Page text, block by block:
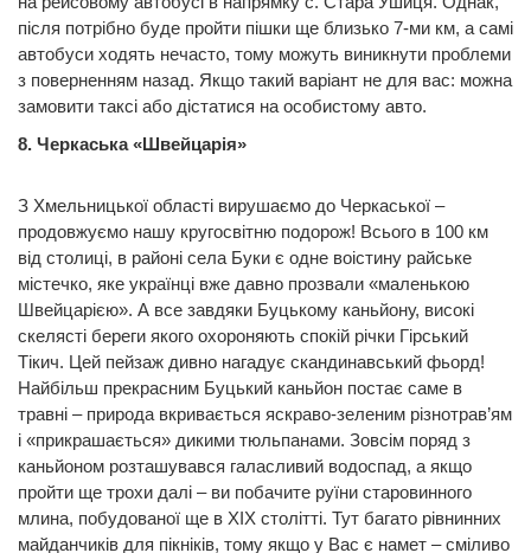
після потрібно буде пройти пішки ще близько 7-ми км, а самі
автобуси ходять нечасто, тому можуть виникнути проблеми
з поверненням назад. Якщо такий варіант не для вас: можна
замовити таксі або дістатися на особистому авто.
8. Черкаська «Швейцарія»
З Хмельницької області вирушаємо до Черкаської –
продовжуємо нашу кругосвітню подорож! Всього в 100 км
від столиці, в районі села Буки є одне воістину райське
містечко, яке українці вже давно прозвали «маленькою
Швейцарією». А все завдяки Буцькому каньйону, високі
скелясті береги якого охороняють спокій річки Гірський
Тікич. Цей пейзаж дивно нагадує скандинавський фьорд!
Найбільш прекрасним Буцький каньйон постає саме в
травні – природа вкривається яскраво-зеленим різнотрав’ям
і «прикрашається» дикими тюльпанами. Зовсім поряд з
каньйоном розташувався галасливий водоспад, а якщо
пройти ще трохи далі – ви побачите руїни старовинного
млина, побудованої ще в ХІХ столітті. Тут багато рівнинних
майданчиків для пікніків, тому якщо у Вас є намет – сміливо